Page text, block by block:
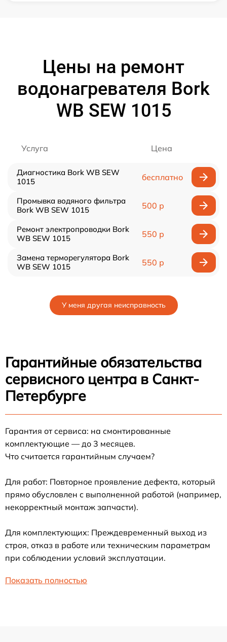
Цены на ремонт
водонагревателя Bork
WB SEW 1015
Услуга Цена
Диагностика Bork WB SEW
1015
бесплатно
Промывка водяного фильтра
Bork WB SEW 1015
500 р
Ремонт электропроводки Bork
WB SEW 1015
550 р
Замена терморегулятора Bork
WB SEW 1015
550 р
У меня другая неисправность
Гарантийные обязательства
сервисного центра в Санкт-
Петербурге
Гарантия от сервиса: на смонтированные
комплектующие — до 3 месяцев.
Что считается гарантийным случаем?
Для работ: Повторное проявление дефекта, который
прямо обусловлен с выполненной работой (например,
некорректный монтаж запчасти).
Для комплектующих: Преждевременный выход из
строя, отказ в работе или техническим параметрам
при соблюдении условий эксплуатации.
Показать полностью